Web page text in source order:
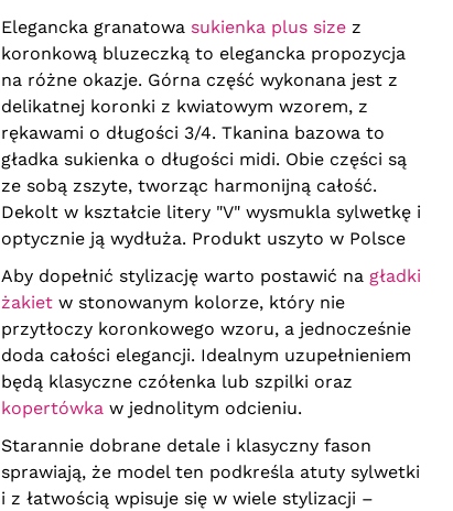
Elegancka granatowa sukienka plus sizez
koronkową bluzeczką to elegancka propozycja
na różne okazje. Górna część wykonana jest z
delikatnej koronki z kwiatowym wzorem, z
rękawami o długości 3/4. Tkanina bazowa to
gładka sukienka o długości midi. Obie części są
ze sobą zszyte, tworząc harmonijną całość.
Dekolt w kształcie litery "V" wysmukla sylwetkę i
optycznie ją wydłuża. Produkt uszyto w Polsce
Aby dopełnić stylizację warto postawić na gładki
żakietw stonowanym kolorze, który nie
przytłoczy koronkowego wzoru, a jednocześnie
doda całości elegancji. Idealnym uzupełnieniem
będą klasyczne czółenka lub szpilki oraz
kopertówkaw jednolitym odcieniu.
Starannie dobrane detale i klasyczny fason
sprawiają, że model ten podkreśla atuty sylwetki
i z łatwością wpisuje się w wiele stylizacji –